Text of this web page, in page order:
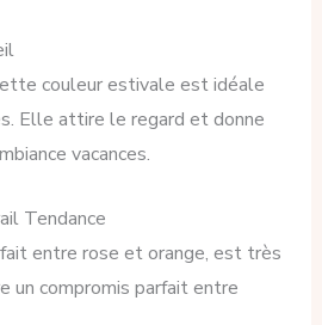
couleur estivale est idéale
Elle attire le regard et donne
vacances.
Tendance
entre rose et orange, est très
un compromis parfait entre